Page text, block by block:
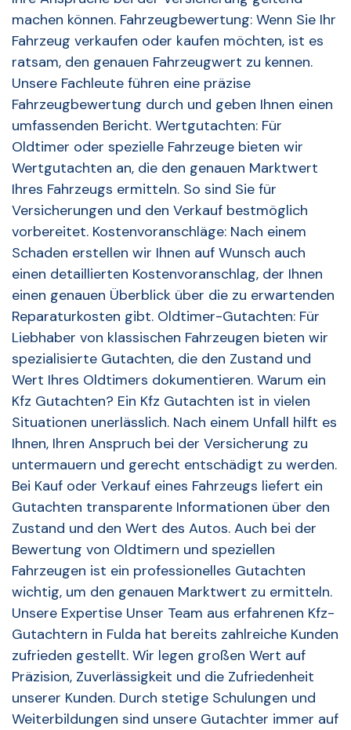
machen können. Fahrzeugbewertung: Wenn Sie Ihr
Fahrzeug verkaufen oder kaufen möchten, ist es
ratsam, den genauen Fahrzeugwert zu kennen.
Unsere Fachleute führen eine präzise
Fahrzeugbewertung durch und geben Ihnen einen
umfassenden Bericht. Wertgutachten: Für
Oldtimer oder spezielle Fahrzeuge bieten wir
Wertgutachten an, die den genauen Marktwert
Ihres Fahrzeugs ermitteln. So sind Sie für
Versicherungen und den Verkauf bestmöglich
vorbereitet. Kostenvoranschläge: Nach einem
Schaden erstellen wir Ihnen auf Wunsch auch
einen detaillierten Kostenvoranschlag, der Ihnen
einen genauen Überblick über die zu erwartenden
Reparaturkosten gibt. Oldtimer-Gutachten: Für
Liebhaber von klassischen Fahrzeugen bieten wir
spezialisierte Gutachten, die den Zustand und
Wert Ihres Oldtimers dokumentieren. Warum ein
Kfz Gutachten? Ein Kfz Gutachten ist in vielen
Situationen unerlässlich. Nach einem Unfall hilft es
Ihnen, Ihren Anspruch bei der Versicherung zu
untermauern und gerecht entschädigt zu werden.
Bei Kauf oder Verkauf eines Fahrzeugs liefert ein
Gutachten transparente Informationen über den
Zustand und den Wert des Autos. Auch bei der
Bewertung von Oldtimern und speziellen
Fahrzeugen ist ein professionelles Gutachten
wichtig, um den genauen Marktwert zu ermitteln.
Unsere Expertise Unser Team aus erfahrenen Kfz-
Gutachtern in Fulda hat bereits zahlreiche Kunden
zufrieden gestellt. Wir legen großen Wert auf
Präzision, Zuverlässigkeit und die Zufriedenheit
unserer Kunden. Durch stetige Schulungen und
Weiterbildungen sind unsere Gutachter immer auf